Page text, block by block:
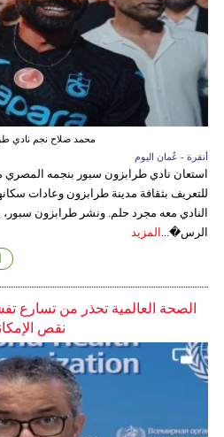
محمد صلاح نجم نادي
أنقرة - عُمان اليوم
استعان نادي طرابزون سبور بنجمه
للتعريف بثقافة مدينة طرابزون وعادات
النادي معه مجرد حلم. ونشر طرابزون سبور،
الرس�... المزيد
الصحة العالمية تحذر من تسارع
نقص